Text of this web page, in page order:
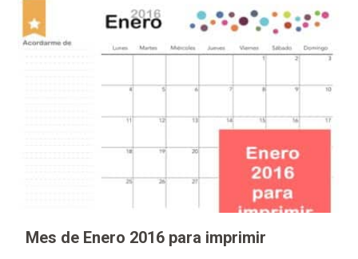
Mes de Enero 2016 para imprimir